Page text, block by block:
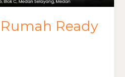
Ready